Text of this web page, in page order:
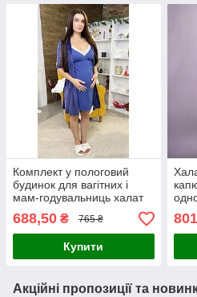
Комплект у пологовий
будинок для вагітних і
мам-годувальниць халат
велюрова нічна сорочка
індиго р.44-54
688,50 ₴ 765 ₴
Купити
54
801
Акційні пропозиції та